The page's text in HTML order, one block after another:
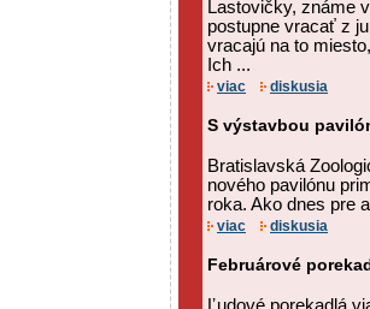
Lastovičky, známe
postupne vracať z
vracajú na to
Ich ...
viac diskusia
S výstavbou
Bratislavská
nového pavilónu
roka. Ako dnes pre
viac diskusia
Februárové